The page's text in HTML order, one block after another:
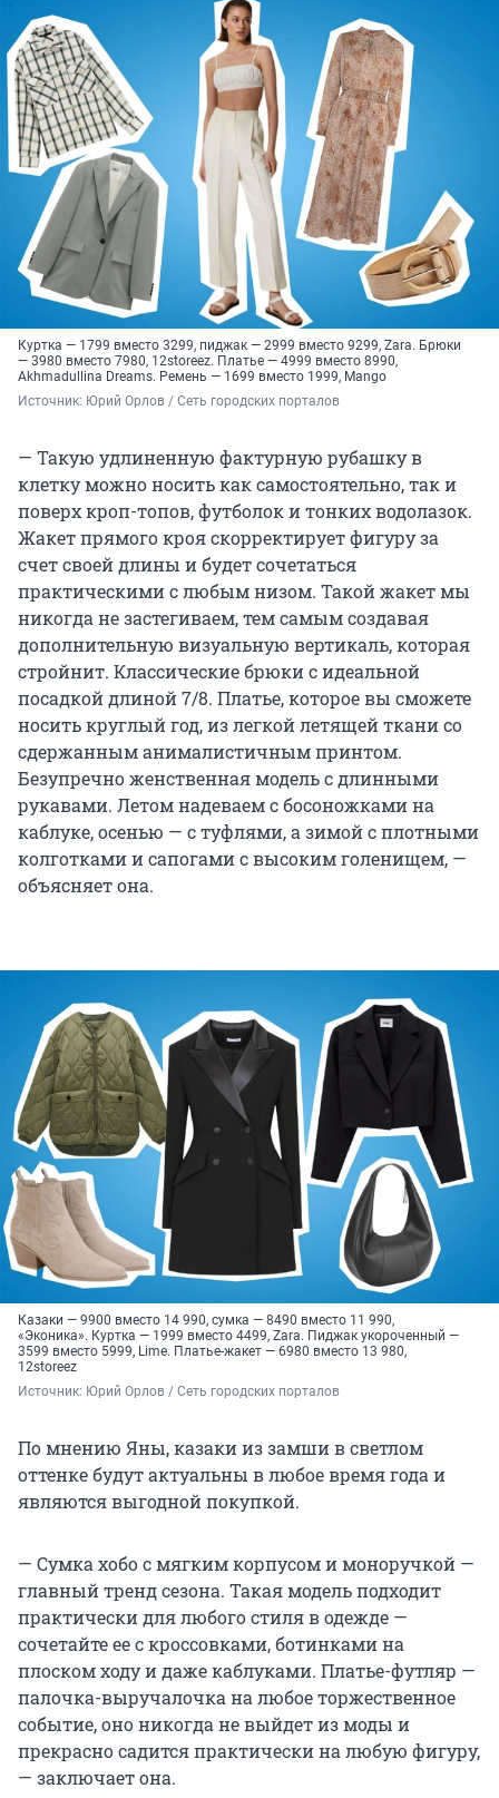
Куртка — 1799 вместо 3299, пиджак — 2999 вместо 9299, Zara. Брюки
— 3980 вместо 7980, 12storeez. Платье — 4999 вместо 8990,
Akhmadullina Dreams. Ремень — 1699 вместо 1999, Mango
Источник: Юрий Орлов / Сеть городских порталов
— Такую удлиненную фактурную рубашку в
клетку можно носить как самостоятельно, так и
поверх кроп-топов, футболок и тонких водолазок.
Жакет прямого кроя скорректирует фигуру за
счет своей длины и будет сочетаться
практическими с любым низом. Такой жакет мы
никогда не застегиваем, тем самым создавая
дополнительную визуальную вертикаль, которая
стройнит. Классические брюки с идеальной
посадкой длиной 7/8. Платье, которое вы сможете
носить круглый год, из легкой летящей ткани со
сдержанным анималистичным принтом.
Безупречно женственная модель с длинными
рукавами. Летом надеваем с босоножками на
каблуке, осенью — с туфлями, а зимой с плотными
колготками и сапогами с высоким голенищем, —
объясняет она.
Казаки — 9900 вместо 14 990, сумка — 8490 вместо 11 990,
«Эконика». Куртка — 1999 вместо 4499, Zara. Пиджак укороченный —
3599 вместо 5999, Lime. Платье-жакет — 6980 вместо 13 980,
12storeez
Источник: Юрий Орлов / Сеть городских порталов
По мнению Яны, казаки из замши в светлом
оттенке будут актуальны в любое время года и
являются выгодной покупкой.
— Сумка хобо с мягким корпусом и моноручкой —
главный тренд сезона. Такая модель подходит
практически для любого стиля в одежде —
сочетайте ее с кроссовками, ботинками на
плоском ходу и даже каблуками. Платье-футляр —
палочка-выручалочка на любое торжественное
событие, оно никогда не выйдет из моды и
прекрасно садится практически на любую фигуру,
— заключает она.